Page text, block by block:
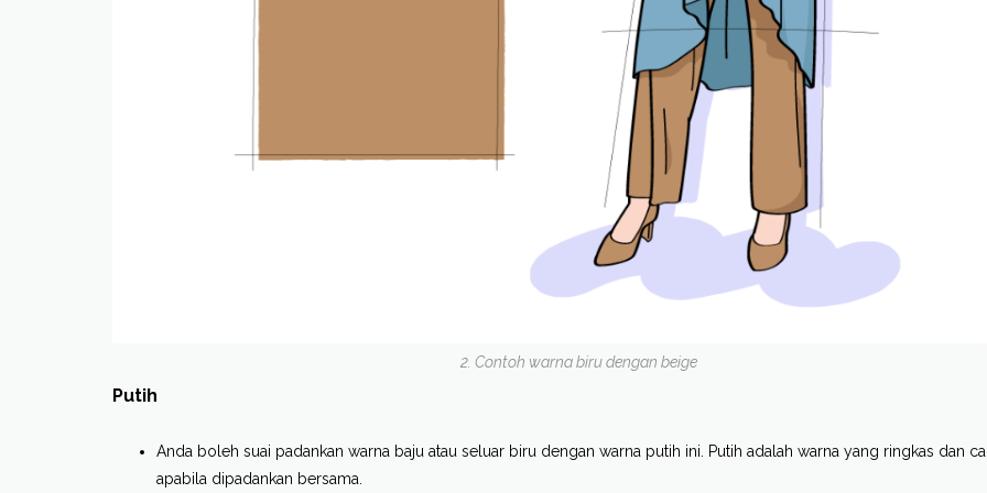
2. Contoh warna biru dengan beige
Putih
Anda boleh suai padankan warna baju atau seluar biru dengan warna putih ini. Putih adalah warna yang ringkas dan
apabila dipadankan bersama.